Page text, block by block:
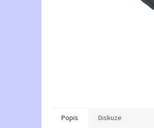
Popis Diskuze